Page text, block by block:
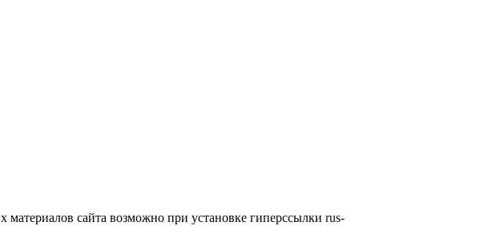
сайта возможно при установке гиперссылки rus-